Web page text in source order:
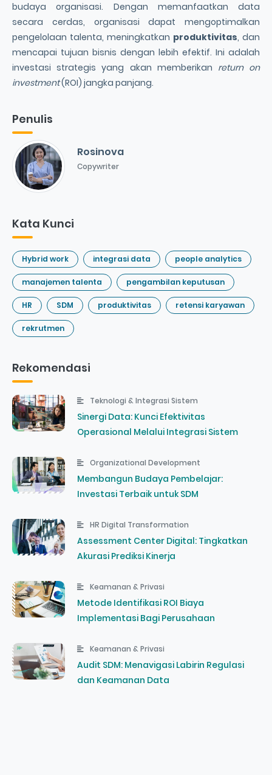
budaya organisasi. Dengan memanfaatkan data
secara cerdas, organisasi dapat mengoptimalkan
pengelolaan talenta, meningkatkan produktivitas, dan
mencapai tujuan bisnis dengan lebih efektif. Ini adalah
investasi strategis yang akan memberikan return on
investment(ROI) jangka panjang.
Penulis
Rosinova
Copywriter
Kata Kunci
Hybrid work integrasi data people analytics
manajemen talenta pengambilan keputusan
HR SDM produktivitas retensi karyawan
rekrutmen
Rekomendasi
Teknologi & Integrasi Sistem
Sinergi Data: Kunci Efektivitas
Operasional Melalui Integrasi Sistem
Organizational Development
Membangun Budaya Pembelajar:
Investasi Terbaik untuk SDM
HR Digital Transformation
Assessment Center Digital: Tingkatkan
Akurasi Prediksi Kinerja
Keamanan & Privasi
Metode Identifikasi ROI Biaya
Implementasi Bagi Perusahaan
Keamanan & Privasi
Audit SDM: Menavigasi Labirin Regulasi
dan Keamanan Data